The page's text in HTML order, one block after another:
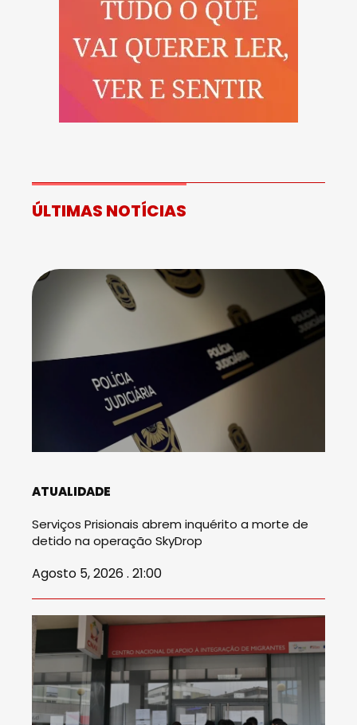
ÚLTIMAS NOTÍCIAS
ATUALIDADE
Serviços Prisionais abrem inquérito a morte de
detido na operação SkyDrop
Agosto 5, 2026 . 21:00